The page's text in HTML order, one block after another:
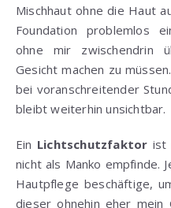
Mischhaut ohne die Haut
Foundation problemlos
ohne mir zwischendrin
Gesicht machen zu
bei voranschreitender
bleibt weiterhin unsichtbar.
Ein Lichtschutzfaktor ist
nicht als Manko empfinde.
Hautpflege beschäftige,
dieser ohnehin eher mein